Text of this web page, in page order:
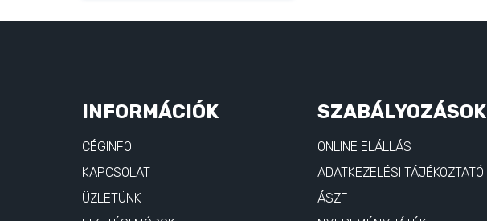
INFORMÁCIÓK
CÉGINFO
KAPCSOLAT
ÜZLETÜNK
SZABÁLYOZÁSOK
ONLINE ELÁLLÁS
ADATKEZELÉSI TÁJÉKOZTATÓ
ÁSZF